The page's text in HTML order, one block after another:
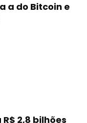
a do Bitcoin e
2,8 bilhões